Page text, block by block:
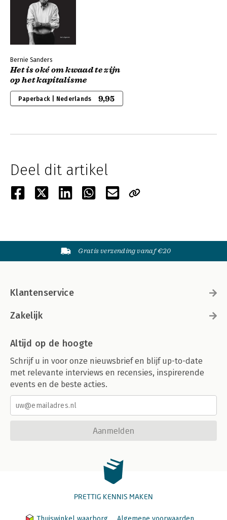
Bernie Sanders
Het is oké om kwaad te zijn
op het kapitalisme
Paperback | Nederlands 9,95
Deel dit artikel
Gratis verzending vanaf €20
Klantenservice
Zakelijk
Altijd op de hoogte
Schrijf u in voor onze nieuwsbrief en blijf up-to-date
met relevante interviews en recensies, inspirerende
events en de beste acties.
Aanmelden
PRETTIG KENNIS MAKEN